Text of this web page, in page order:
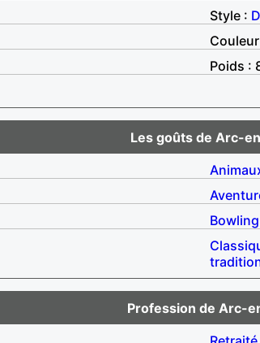
Style :
Poids :
Les goûts de Arc-
Bowling
Profession de Arc-